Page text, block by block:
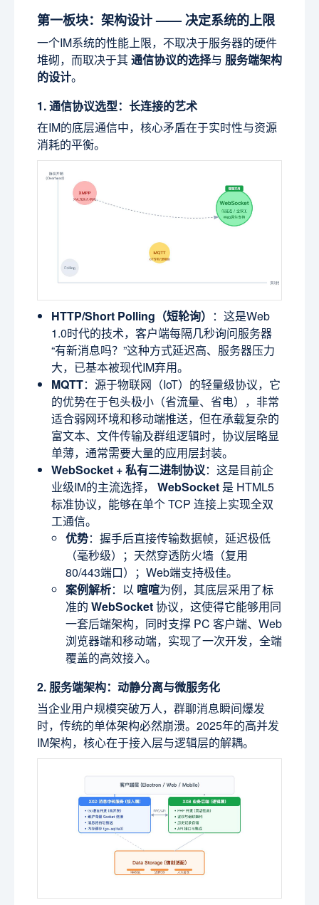
第一板块：架构设计 —— 决定系统的上限
一个IM系统的性能上限，不取决于服务器的硬件
堆砌，而取决于其通信协议的选择与 服务端架构
的设计。
1. 通信协议选型：长连接的艺术
在IM的底层通信中，核心矛盾在于实时性与资源
消耗的平衡。
HTTP/Short Polling（短轮询） ：这是Web
1.0时代的技术，客户端每隔几秒询问服务器
“有新消息吗？”这种方式延迟高、服务器压力
大，已基本被现代IM弃用。
MQTT：源于物联网（IoT）的轻量级协议，它
的优势在于包头极小（省流量、省电），非常
适合弱网环境和移动端推送，但在承载复杂的
富文本、文件传输及群组逻辑时，协议层略显
单薄，通常需要大量的应用层封装。
WebSocket + 私有二进制协议：这是目前企
业级IM的主流选择， WebSocket 是 HTML5
标准协议，能够在单个 TCP 连接上实现全双
工通信。
优势：握手后直接传输数据帧，延迟极低
（毫秒级）；天然穿透防火墙（复用
80/443端口）；Web端支持极佳。
案例解析：以 喧喧为例，其底层采用了标
准的 WebSocket协议，这使得它能够用同
一套后端架构，同时支撑 PC 客户端、Web
浏览器端和移动端，实现了一次开发，全端
覆盖的高效接入。
2. 服务端架构：动静分离与微服务化
当企业用户规模突破万人，群聊消息瞬间爆发
时，传统的单体架构必然崩溃。2025年的高并发
IM架构，核心在于接入层与逻辑层的解耦。